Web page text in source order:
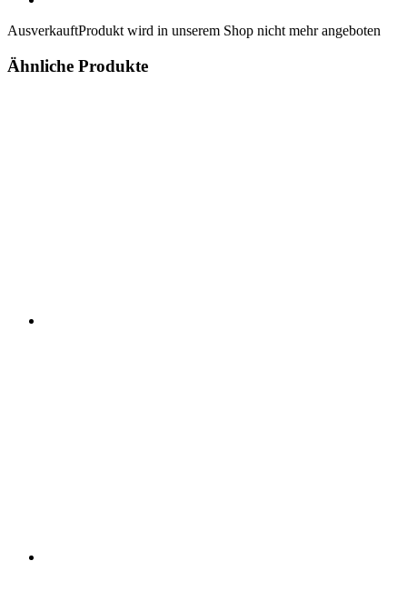
AusverkauftProdukt wird in unserem Shop nicht mehr angeboten
Ähnliche Produkte